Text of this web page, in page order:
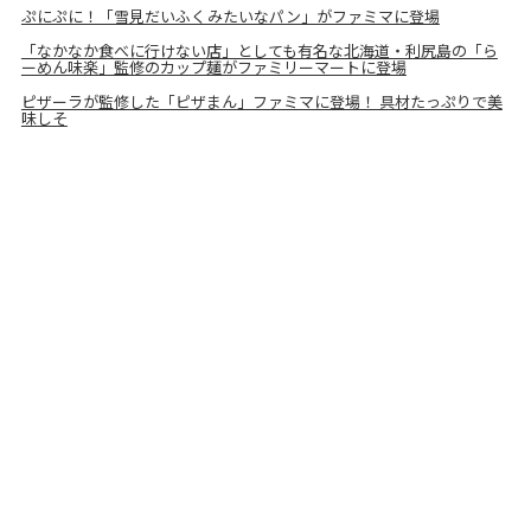
ぷにぷに！「雪見だいふくみたいなパン」がファミマに登場
「なかなか食べに行けない店」としても有名な北海道・利尻島の「ら
ーめん味楽」監修のカップ麺がファミリーマートに登場
ピザーラが監修した「ピザまん」ファミマに登場！ 具材たっぷりで美
味しそ